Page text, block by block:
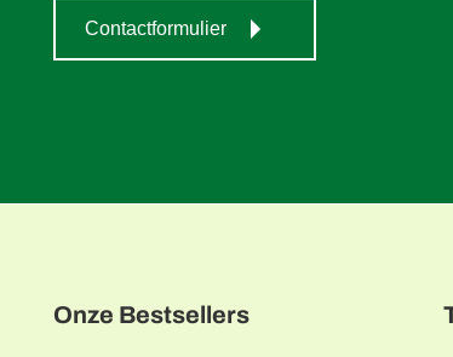
Contactformulier
Onze Bestsellers